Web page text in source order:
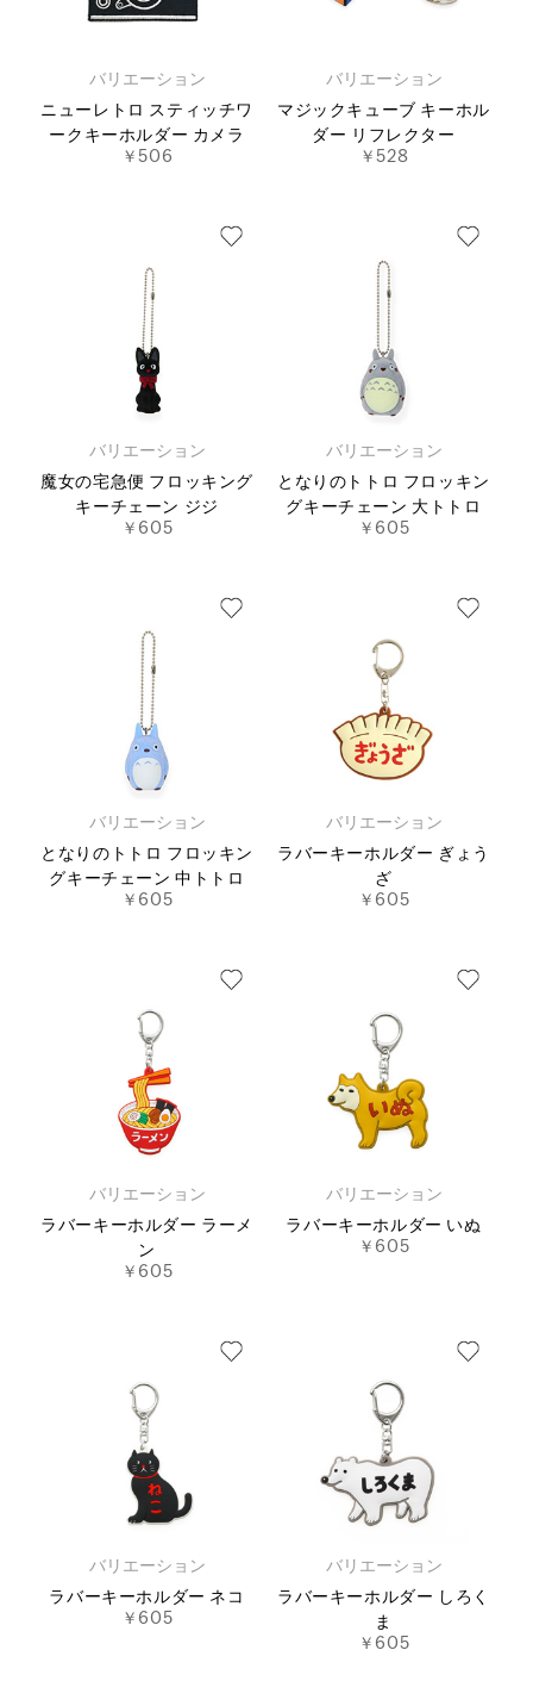
バリエーション
ニューレトロ スティッチワ
ークキーホルダー カメラ
￥506
バリエーション
マジックキューブ キーホル
ダー リフレクター
￥528
バリエーション
魔女の宅急便 フロッキング
キーチェーン ジジ
￥605
バリエーション
となりのトトロ フロッキン
グキーチェーン 大トトロ
￥605
バリエーション
となりのトトロ フロッキン
グキーチェーン 中トトロ
￥605
バリエーション
ラバーキーホルダー ぎょう
ざ
￥605
バリエーション
ラバーキーホルダー ラーメ
ン
￥605
バリエーション
ラバーキーホルダー いぬ
￥605
バリエーション
ラバーキーホルダー ネコ
￥605
バリエーション
ラバーキーホルダー しろく
ま
￥605